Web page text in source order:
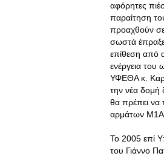
αφόρητες
παραίτηση
προαχθούν
σωστά
επίθεση από
ενέργεια του
ΥΦΕΘΑ κ.
την νέα δομή
θα πρέπει να
αρμάτων
Το 2005 επί
του Γιάννο